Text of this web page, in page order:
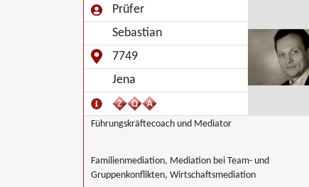
Prüfer
Sebastian
7749
Jena
Führungskräftecoach und Mediator
Familienmediation, Mediation bei Team- und
Gruppenkonflikten, Wirtschaftsmediation